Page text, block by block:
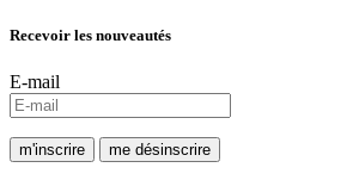
Recevoir les nouveautés
E-mail